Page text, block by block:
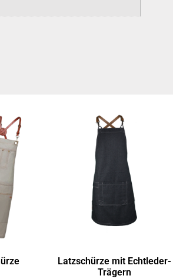
Latzschürze mit Echtleder-
Trägern